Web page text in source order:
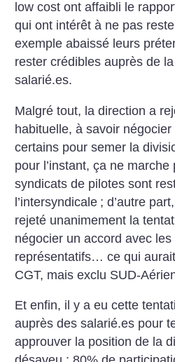
low cost ont affaibli le
qui ont intérêt à ne pas
exemple abaissé leurs
rester crédibles auprès de
salarié.es.
Malgré tout, la direction a
habituelle, à savoir
certains pour semer la
pour l’instant, ça ne marche
syndicats de pilotes sont
l’intersyndicale ; d’autre
rejeté unanimement la
négocier un accord avec
représentatifs… ce qui
CGT, mais exclu SUD-
Et enfin, il y a eu cette
auprès des salarié.es pour
approuver la position de la